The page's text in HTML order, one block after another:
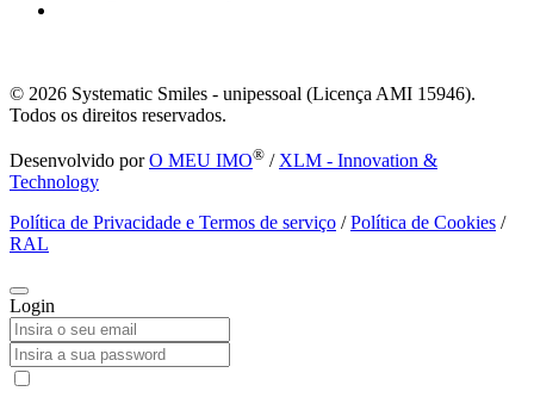
© 2026 Systematic Smiles - unipessoal (Licença AMI 15946).
Todos os direitos reservados.
Desenvolvido porO MEU IMO® / XLM - Innovation &
Technology
Política de Privacidade e Termos de serviço /Política de Cookies /
RAL
Login